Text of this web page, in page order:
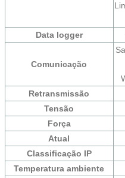
Data logger
Comunicação
Retransmissão
Tensão
Força
Atual
Classificação IP
Temperatura ambiente